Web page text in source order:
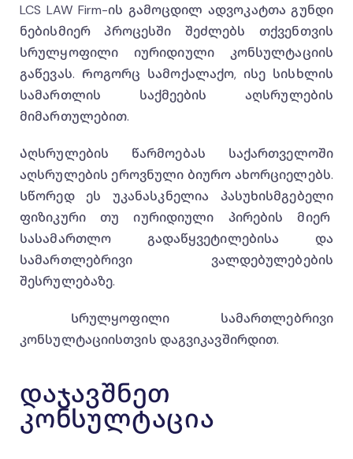
LCS LAW Firm-ის გამოცდილ ადვოკატთა გუნდი
ნებისმიერ პროცესში შეძლებს თქვენთვის
სრულყოფილი იურიდიული კონსულტაციის
გაწევას. Როგორც სამოქალაქო, ისე სისხლის
სამართლის საქმეების აღსრულების
მიმართულებით.
Აღსრულების წარმოებას საქართველოში
აღსრულების ეროვნული ბიურო ახორციელებს.
Სწორედ ეს უკანასკნელია პასუხისმგებელი
ფიზიკური თუ იურიდიული პირების მიერ
სასამართლო გადაწყვეტილებისა და
სამართლებრივი ვალდებულებების
შესრულებაზე.
Სრულყოფილი სამართლებრივი
კონსულტაციისთვის დაგვიკავშირდით.
დაჯავშნეთ
კონსულტაცია